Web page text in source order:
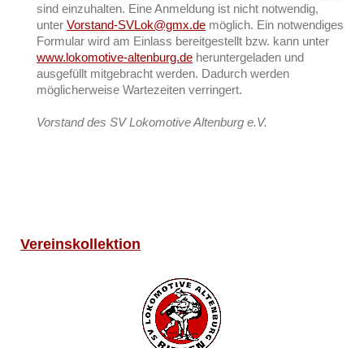
sind einzuhalten. Eine Anmeldung ist nicht notwendig,
unter Vorstand-SVLok@gmx.de möglich. Ein notwendiges
Formular wird am Einlass bereitgestellt bzw. kann unter
www.lokomotive-altenburg.de heruntergeladen und
ausgefüllt mitgebracht werden. Dadurch werden
möglicherweise Wartezeiten verringert.
Vorstand des SV Lokomotive Altenburg e.V.
Vereinskollektion